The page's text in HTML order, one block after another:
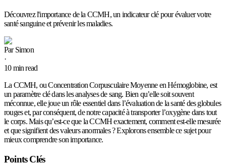
Découvrez l'importance de la CCMH, un indicateur clé pour évaluer votre
santé sanguine et prévenir les maladies.
Par Simon
·
10 min read
La CCMH, ou Concentration Corpusculaire Moyenne en Hémoglobine, est
un paramètre clé dans les analyses de sang. Bien qu’elle soit souvent
méconnue, elle joue un rôle essentiel dans l’évaluation de la santé des globules
rouges et, par conséquent, de notre capacité à transporter l’oxygène dans tout
le corps. Mais qu’est-ce que la CCMH exactement, comment est-elle mesurée
et que signifient des valeurs anormales ? Explorons ensemble ce sujet pour
mieux comprendre son importance.
Points Clés